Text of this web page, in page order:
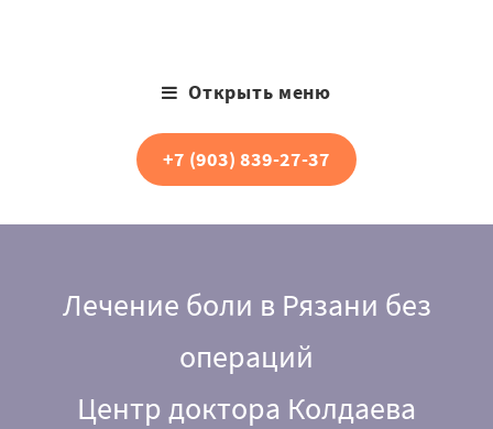
Открыть меню
+7 (903) 839-27-37
Лечение боли в Рязани без
операций
Центр доктора Колдаева